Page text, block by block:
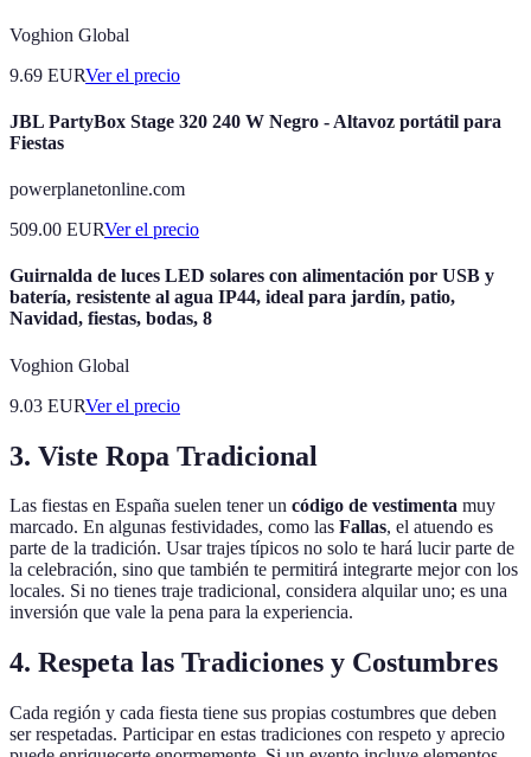
Voghion Global
9.69 EURVer el precio
JBL PartyBox Stage 320 240 W Negro - Altavoz portátil para
Fiestas
powerplanetonline.com
509.00 EURVer el precio
Guirnalda de luces LED solares con alimentación por USB y
batería, resistente al agua IP44, ideal para jardín, patio,
Navidad, fiestas, bodas, 8
Voghion Global
9.03 EURVer el precio
3. Viste Ropa Tradicional
Las fiestas en España suelen tener un código de vestimenta muy
marcado. En algunas festividades, como las Fallas, el atuendo es
parte de la tradición. Usar trajes típicos no solo te hará lucir parte de
la celebración, sino que también te permitirá integrarte mejor con los
locales. Si no tienes traje tradicional, considera alquilar uno; es una
inversión que vale la pena para la experiencia.
4. Respeta las Tradiciones y Costumbres
Cada región y cada fiesta tiene sus propias costumbres que deben
ser respetadas. Participar en estas tradiciones con respeto y aprecio